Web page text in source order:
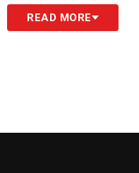
essere vicino
READ MORE